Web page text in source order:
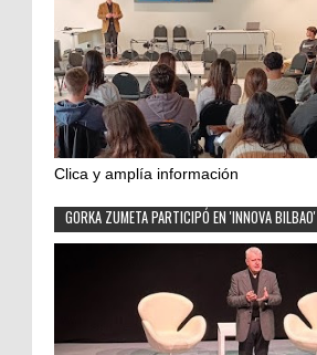
Clica y amplía información
GORKA ZUMETA PARTICIPÓ EN 'INNOVA BILBAO'